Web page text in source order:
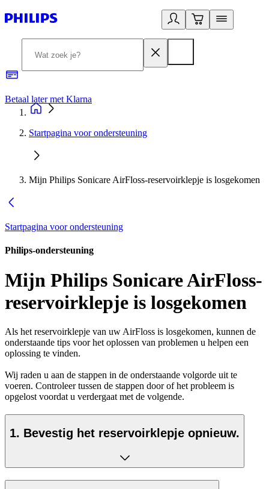
Betaal later met Klarna
Startpagina voor ondersteuning
Mijn Philips Sonicare AirFloss-reservoirklepje is losgekomen
Startpagina voor ondersteuning
Philips-ondersteuning
Mijn Philips Sonicare AirFloss-
reservoirklepje is losgekomen
Als het reservoirklepje van uw AirFloss is losgekomen, kunnen de
onderstaande tips voor het oplossen van problemen u helpen een
oplossing te vinden.
Wij raden u aan de stappen in de onderstaande volgorde uit te
voeren. Controleer tussen de stappen door of het probleem is
opgelost voordat u verdergaat met de volgende.
1. Bevestig het reservoirklepje opnieuw.